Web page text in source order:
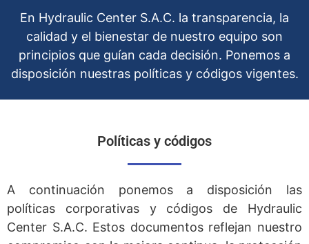
En Hydraulic Center S.A.C. la transparencia, la
calidad y el bienestar de nuestro equipo son
principios que guían cada decisión. Ponemos a
disposición nuestras políticas y códigos vigentes.
Políticas y códigos
A continuación ponemos a disposición las
políticas corporativas y códigos de Hydraulic
Center S.A.C. Estos documentos reflejan nuestro